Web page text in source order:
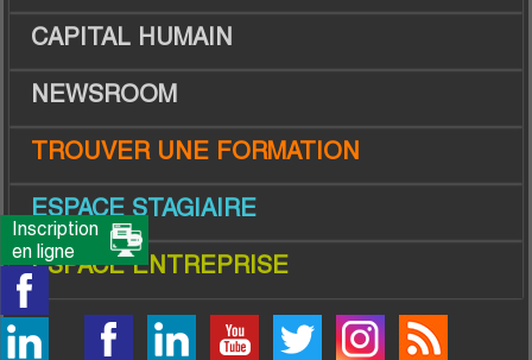
CAPITAL HUMAIN
NEWSROOM
TROUVER UNE FORMATION
ESPACE STAGIAIRE
ESPACE ENTREPRISE
Inscription
en ligne